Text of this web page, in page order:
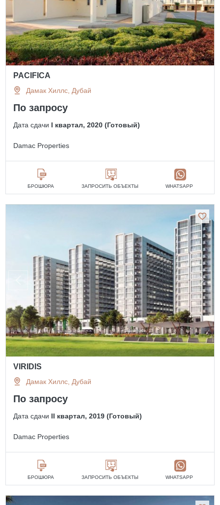
PACIFICA
Дамак Хиллс, Дубай
По запросу
Дата сдачи I квартал, 2020 (Готовый)
Damac Properties
БРОШЮРА ЗАПРОСИТЬ ОБЪЕКТЫ WHATSAPP
VIRIDIS
Дамак Хиллс, Дубай
По запросу
Дата сдачи II квартал, 2019 (Готовый)
Damac Properties
БРОШЮРА ЗАПРОСИТЬ ОБЪЕКТЫ WHATSAPP